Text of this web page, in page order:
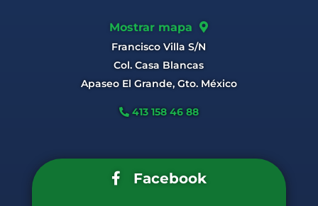
Mostrar mapa
Francisco Villa S/N
Col. Casa Blancas
Apaseo El Grande, Gto. México
413 158 46 88
Facebook